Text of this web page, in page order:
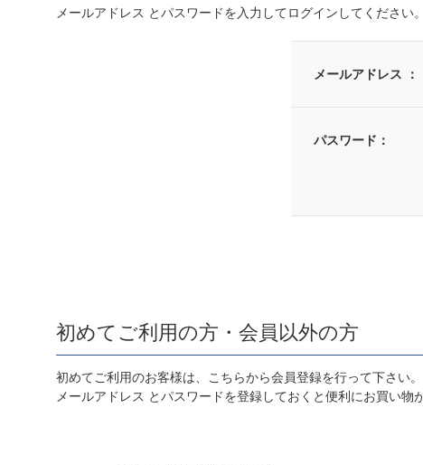
メールアドレス とパスワードを入力してログインしてください。
メールアドレス ：
パスワード：
初めてご利用の方・会員以外の方
初めてご利用のお客様は、こちらから会員登録を行って下さい。
メールアドレス とパスワードを登録しておくと便利にお買い物